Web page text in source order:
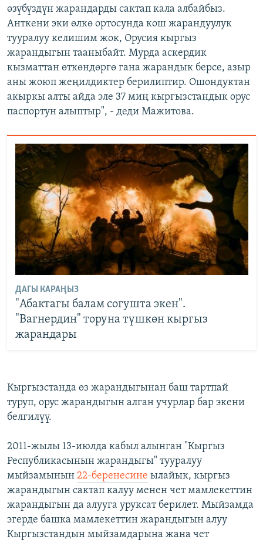
өзүбүздүн жарандарды сактап кала албайбыз.
Анткени эки өлкө ортосунда кош жарандуулук
тууралуу келишим жок, Орусия кыргыз
жарандыгын тааныбайт. Мурда аскердик
кызматтан өткөндөргө гана жарандык берсе, азыр
аны жоюп жеңилдиктер берилиптир. Ошондуктан
акыркы алты айда эле 37 миң кыргызстандык орус
паспортун алыптыр", - деди Мажитова.
ДАГЫ КАРАҢЫЗ
"Абактагы балам согушта экен".
"Вагнердин" торуна түшкөн кыргыз
жарандары
Кыргызстанда өз жарандыгынан баш тартпай
туруп, орус жарандыгын алган учурлар бар экени
белгилүү.
2011-жылы 13-июлда кабыл алынган "Кыргыз
Республикасынын жарандыгы" тууралуу
мыйзамынын 22-беренесине ылайык, кыргыз
жарандыгын сактап калуу менен чет мамлекеттин
жарандыгын да алууга уруксат берилет. Мыйзамда
эгерде башка мамлекеттин жарандыгын алуу
Кыргызстандын мыйзамдарына жана чет